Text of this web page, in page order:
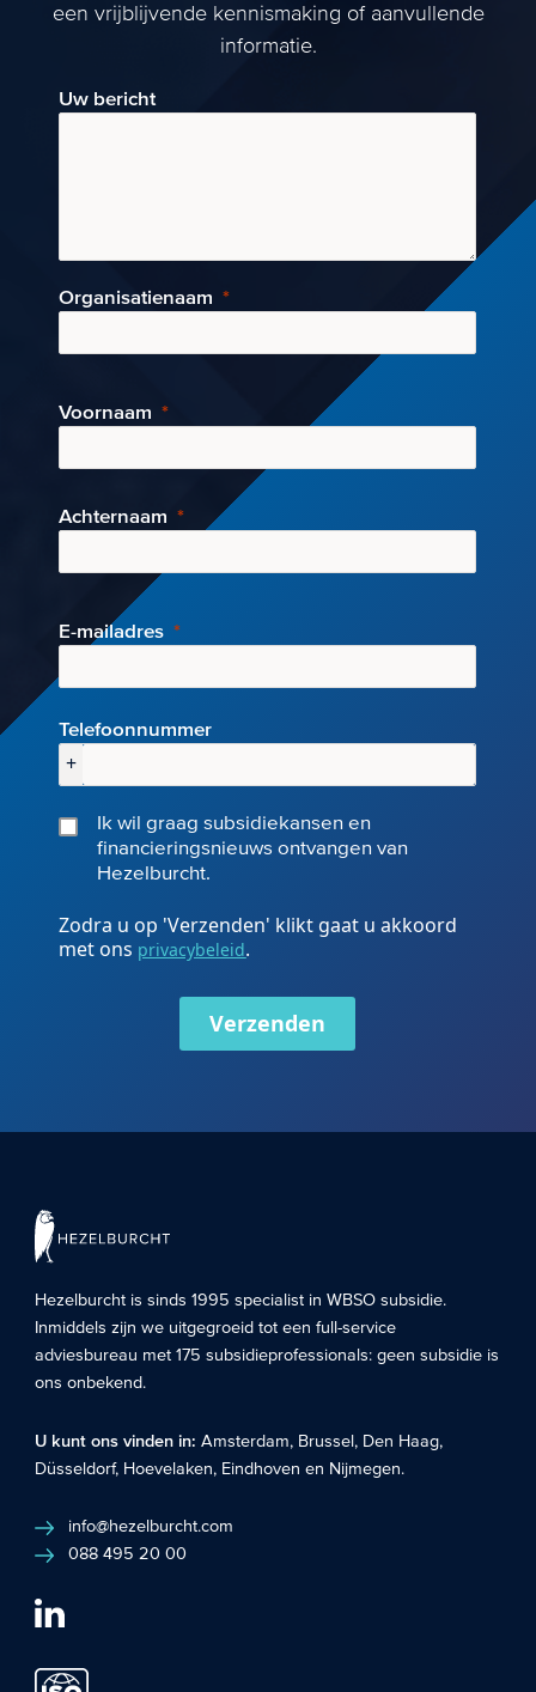
een vrijblijvende kennismaking of aanvullende
informatie.
Uw bericht
Organisatienaam
Voornaam
Achternaam
E-mailadres
Telefoonnummer
+
Ik wil graag subsidiekansen en
financieringsnieuws ontvangen van
Hezelburcht.
Zodra u op 'Verzenden' klikt gaat u akkoord
met ons privacybeleid.
Verzenden
Hezelburcht is sinds 1995 specialist inWBSO subsidie.
Inmiddels zijn we uitgegroeid tot een full-service
adviesbureau met 175 subsidieprofessionals: geen subsidie is
ons onbekend.
U kunt ons vinden in:Amsterdam, Brussel , Den Haag,
Düsseldorf, Hoevelaken, Eindhoven en Nijmegen.
info@hezelburcht.com
088 495 20 00